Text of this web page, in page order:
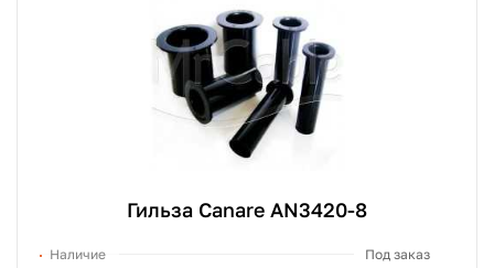
Гильза Canare AN3420-8
Наличие
Под заказ